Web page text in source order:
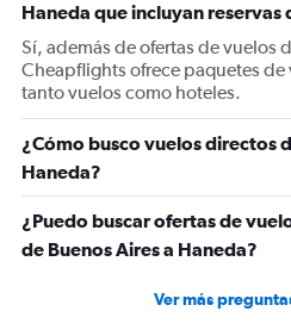
Haneda que incluyan reservas
Sí, además de ofertas de vuelos
Cheapflights ofrece paquetes
tanto vuelos como hoteles.
¿Cómo busco vuelos directos
Haneda?
¿Puedo buscar ofertas de
de Buenos Aires a Haneda?
Ver más